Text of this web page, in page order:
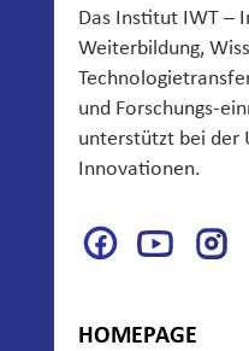
Das Institut IWT –
Weiterbildung,
und Forschungs-
unterstützt bei der
Innovationen.
HOMEPAGE